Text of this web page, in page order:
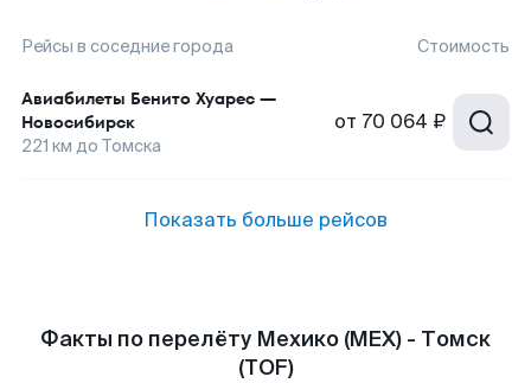
Рейсы в соседние города Стоимость
Авиабилеты Бенито Хуарес —
Новосибирск
221 км до Томска
от 70 064 ₽
Показать больше рейсов
Факты по перелёту Мехико (MEX) - Томск
(TOF)